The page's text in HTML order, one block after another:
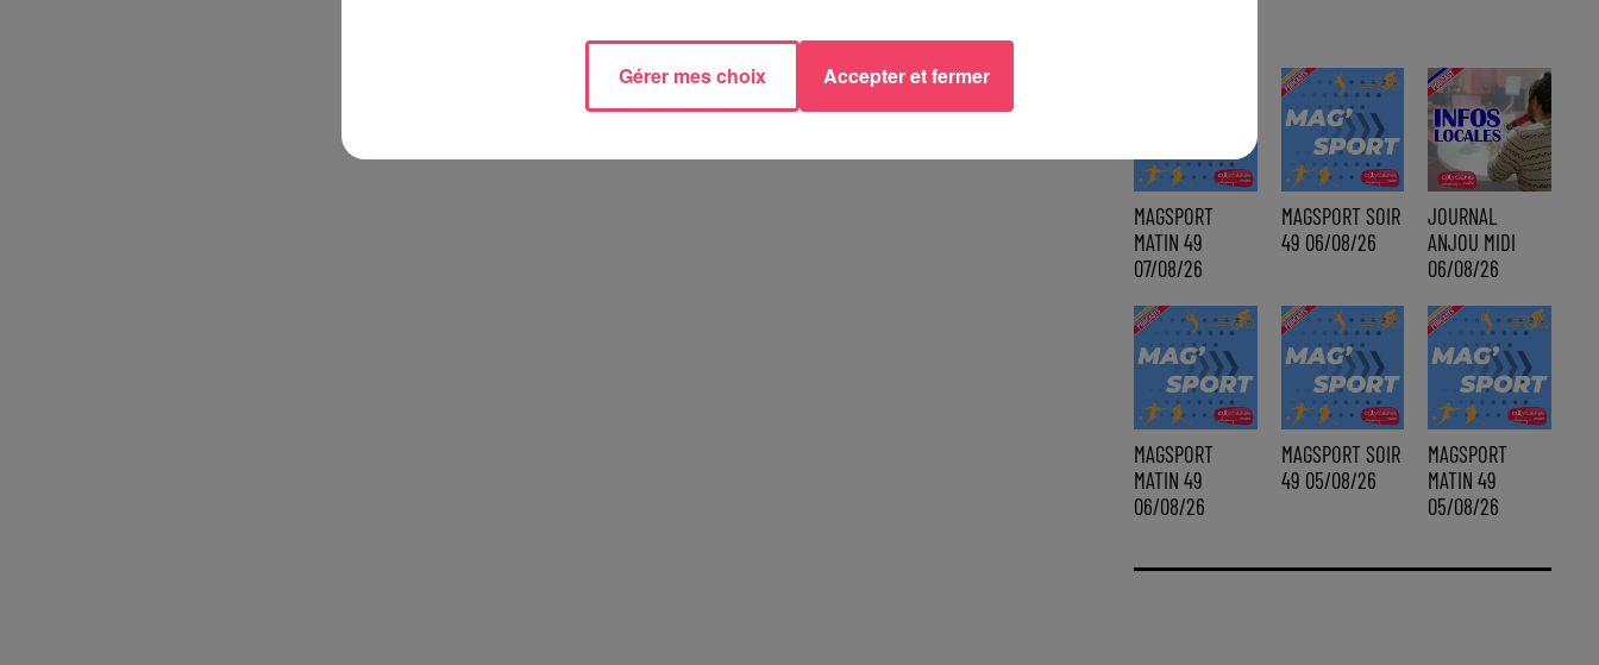
MAGSPORT
MATIN 49
07/08/26
MAGSPORT SOIR
49 06/08/26
JOURNAL
ANJOU MIDI
06/08/26
MAGSPORT
MATIN 49
06/08/26
MAGSPORT SOIR
49 05/08/26
MAGSPORT
MATIN 49
05/08/26
Gérer mes choix Accepter et fermer